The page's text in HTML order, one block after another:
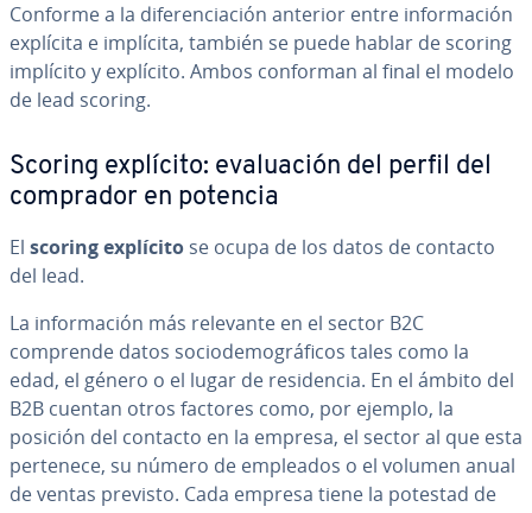
Conforme a la di­fe­re­n­cia­ción anterior entre in­fo­r­ma­ción
explícita e implícita, también se puede hablar de scoring
implícito y explícito. Ambos conforman al final el modelo
de lead scoring.
Scoring explícito: eva­lua­ción del perfil del
comprador en potencia
El scoring explícito se ocupa de los datos de contacto
del lead.
La in­fo­r­ma­ción más relevante en el sector B2C
comprende datos so­cio­de­mo­grá­fi­cos tales como la
edad, el género o el lugar de re­si­de­n­cia. En el ámbito del
B2B cuentan otros factores como, por ejemplo, la
posición del contacto en la empresa, el sector al que esta
pertenece, su número de empleados o el volumen anual
de ventas previsto. Cada empresa tiene la potestad de